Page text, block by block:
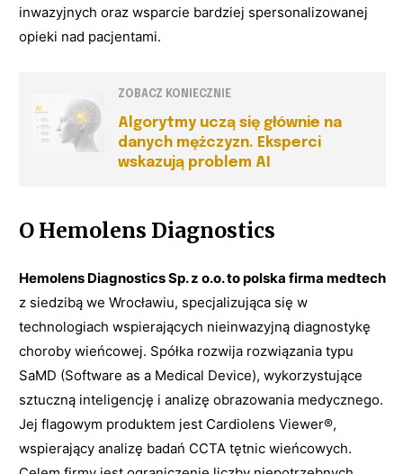
inwazyjnych oraz wsparcie bardziej spersonalizowanej
opieki nad pacjentami.
ZOBACZ KONIECZNIE
Algorytmy uczą się głównie na
danych mężczyzn. Eksperci
wskazują problem AI
O Hemolens Diagnostics
Hemolens Diagnostics Sp. z o.o. to polska firma medtech
z siedzibą we Wrocławiu, specjalizująca się w
technologiach wspierających nieinwazyjną diagnostykę
choroby wieńcowej. Spółka rozwija rozwiązania typu
SaMD (Software as a Medical Device), wykorzystujące
sztuczną inteligencję i analizę obrazowania medycznego.
Jej flagowym produktem jest Cardiolens Viewer®,
wspierający analizę badań CCTA tętnic wieńcowych.